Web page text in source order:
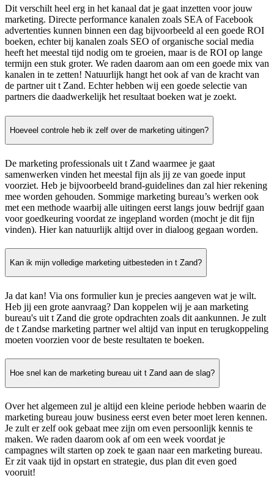
Dit verschilt heel erg in het kanaal dat je gaat inzetten voor jouw
marketing. Directe performance kanalen zoals SEA of Facebook
advertenties kunnen binnen een dag bijvoorbeeld al een goede ROI
boeken, echter bij kanalen zoals SEO of organische social media
heeft het meestal tijd nodig om te groeien, maar is de ROI op lange
termijn een stuk groter. We raden daarom aan om een goede mix van
kanalen in te zetten! Natuurlijk hangt het ook af van de kracht van
de partner uit t Zand. Echter hebben wij een goede selectie van
partners die daadwerkelijk het resultaat boeken wat je zoekt.
Hoeveel controle heb ik zelf over de marketing uitingen?
De marketing professionals uit t Zand waarmee je gaat
samenwerken vinden het meestal fijn als jij ze van goede input
voorziet. Heb je bijvoorbeeld brand-guidelines dan zal hier rekening
mee worden gehouden. Sommige marketing bureau’s werken ook
met een methode waarbij alle uitingen eerst langs jouw bedrijf gaan
voor goedkeuring voordat ze ingepland worden (mocht je dit fijn
vinden). Hier kan natuurlijk altijd over in dialoog gegaan worden.
Kan ik mijn volledige marketing uitbesteden in t Zand?
Ja dat kan! Via ons formulier kun je precies aangeven wat je wilt.
Heb jij een grote aanvraag? Dan koppelen wij je aan marketing
bureau's uit t Zand die grote opdrachten zoals dit aankunnen. Je zult
de t Zandse marketing partner wel altijd van input en terugkoppeling
moeten voorzien voor de beste resultaten te boeken.
Hoe snel kan de marketing bureau uit t Zand aan de slag?
Over het algemeen zul je altijd een kleine periode hebben waarin de
marketing bureau jouw business eerst even beter moet leren kennen.
Je zult er zelf ook gebaat mee zijn om even persoonlijk kennis te
maken. We raden daarom ook af om een week voordat je
campagnes wilt starten op zoek te gaan naar een marketing bureau.
Er zit vaak tijd in opstart en strategie, dus plan dit even goed
vooruit!